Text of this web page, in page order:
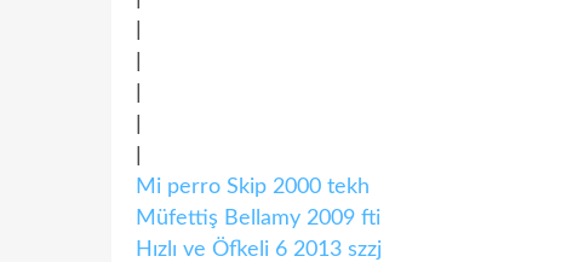
Mi perro Skip 2000 tekh
Müfettiş Bellamy 2009 fti
Hızlı ve Öfkeli 6 2013 szzj